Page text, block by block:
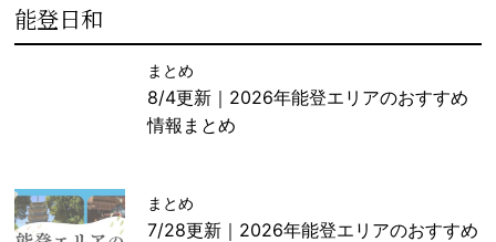
能登日和
まとめ
8/4更新｜2026年能登エリアのおすすめ
情報まとめ
まとめ
7/28更新｜2026年能登エリアのおすすめ